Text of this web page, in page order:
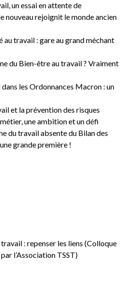
un essai en attente de
nouveau rejoignit le monde ancien
au travail : gare au grand méchant
du Bien-être au travail ? Vraiment
les Ordonnances Macron : un
et la prévention des risques
une ambition et un défi
du travail absente du Bilan des
grande première !
: repenser les liens (Colloque
l’Association TSST)